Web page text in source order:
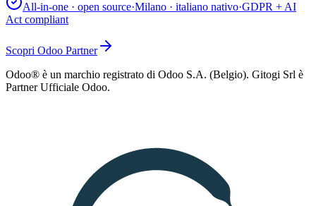
All-in-one · open source·Milano · italiano nativo·GDPR + AI
Act compliant
Scopri Odoo Partner
Odoo® è un marchio registrato di Odoo S.A. (Belgio). Gitogi Srl è
Partner Ufficiale Odoo.